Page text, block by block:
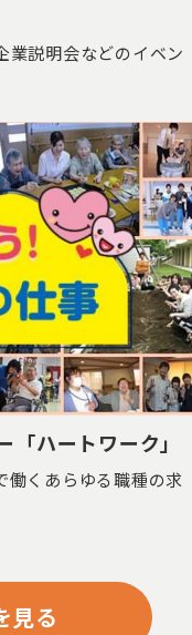
業説明会などのイベン
ハートワーク」
働くあらゆる職種の求
見る